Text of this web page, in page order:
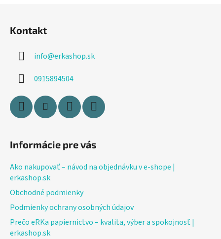
Kontakt
info@erkashop.sk
0915894504
Informácie pre vás
Ako nakupovať – návod na objednávku v e-shope |
erkashop.sk
Obchodné podmienky
Podmienky ochrany osobných údajov
Prečo eRKa papiernictvo – kvalita, výber a spokojnosť |
erkashop.sk